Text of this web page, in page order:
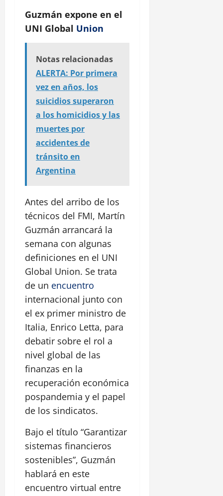
Guzmán expone en el
UNI Global Union
Notas relacionadas
ALERTA: Por primera
vez en años, los
suicidios superaron
a los homicidios y las
muertes por
accidentes de
tránsito en
Argentina
Antes del arribo de los
técnicos del FMI, Martín
Guzmán arrancará la
semana con algunas
definiciones en el UNI
Global Union. Se trata
de un encuentro
internacional junto con
el ex primer ministro de
Italia, Enrico Letta, para
debatir sobre el rol a
nivel global de las
finanzas en la
recuperación económica
pospandemia y el papel
de los sindicatos.
Bajo el título “Garantizar
sistemas financieros
sostenibles”, Guzmán
hablará en este
encuentro virtual entre